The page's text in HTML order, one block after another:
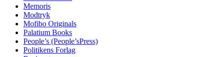
Memoris
Modtryk
Mofibo Originals
Palatium Books
People’s (People’sPress)
Politikens Forlag